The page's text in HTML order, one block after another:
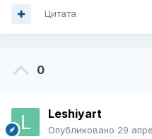
Цитата
0
Leshiyart
Опубликовано 29